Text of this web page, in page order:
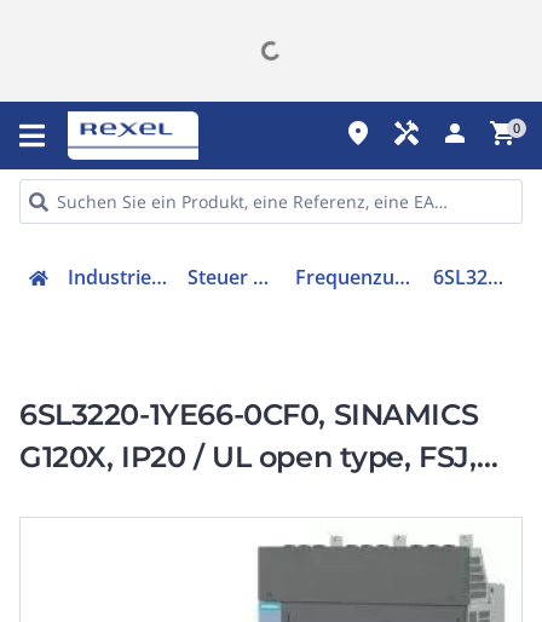
place handyman person shopping_cart0
Industriekomponenten Steuer & Regelgeräte Frequenzumrichter =< 1 kV 6SL32201YE660CF0
6SL3220-1YE66-0CF0, SINAMICS
G120X, IP20 / UL open type, FSJ,